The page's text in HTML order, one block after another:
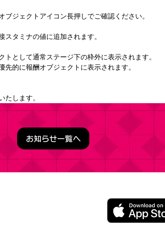
ブジェクトアイコン長押しでご確認ください。
スタミナの値に追加されます。
トとして通常ステージ下の枠外に表示されます。
的に報酬オブジェクトに表示されます。
たします。
お知らせ一覧へ